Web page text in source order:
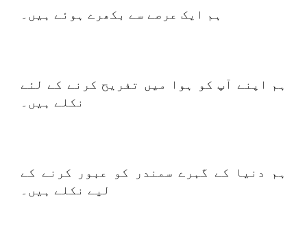
ہم ایک عرصے سے بکھرے ہوئے ہیں۔
ہم اپنے آپ کو ہوا میں تفریح ​​​​کرنے کے لئے
نکلے ہیں۔
ہم دنیا کے گہرے سمندر کو عبور کرنے کے
لیے نکلے ہیں۔